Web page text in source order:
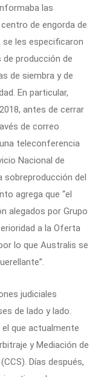
las
de engorda de
se les especificaron
producción de
de siembra y de
En particular,
antes de cerrar
de correo
teleconferencia
Nacional de
sobreproducción del
agrega que “el
alegados por Grupo
a la Oferta
lo que Australis se
judiciales
de lado y lado.
que actualmente
y Mediación de
Días después,